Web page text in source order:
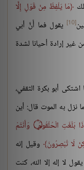
مَا يَلْفِظُ مِنْ قَوْلٍ إِلَّا
[10]
يقول فما أَنَّ أبي
إرادة أحيانا لشدة
أبو بكرة الثقفي،
نزل به الموت قال: أين
بَلَغَتِ الْحُلْقُومَ۝ وَأَنْتُمْ
لَا تُبْصِرُونَ وقيل إنه
لا إله إلا الله، كنت